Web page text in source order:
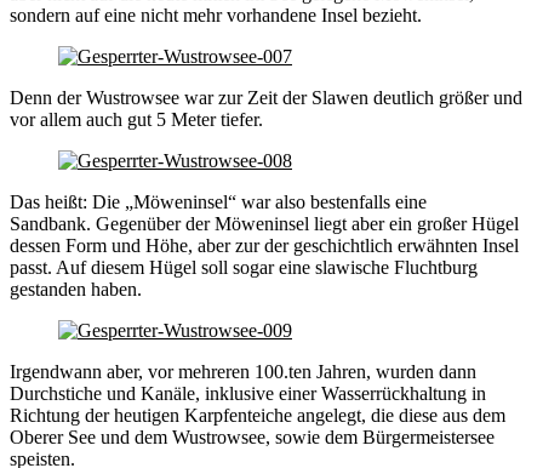
sondern auf eine nicht mehr vorhandene Insel bezieht.
Denn der Wustrowsee war zur Zeit der Slawen deutlich größer und
vor allem auch gut 5 Meter tiefer.
Das heißt: Die „Möweninsel“ war also bestenfalls eine
Sandbank. Gegenüber der Möweninsel liegt aber ein großer Hügel
dessen Form und Höhe, aber zur der geschichtlich erwähnten Insel
passt. Auf diesem Hügel soll sogar eine slawische Fluchtburg
gestanden haben.
Irgendwann aber, vor mehreren 100.ten Jahren, wurden dann
Durchstiche und Kanäle, inklusive einer Wasserrückhaltung in
Richtung der heutigen Karpfenteiche angelegt, die diese aus dem
Oberer See und dem Wustrowsee, sowie dem Bürgermeistersee
speisten.